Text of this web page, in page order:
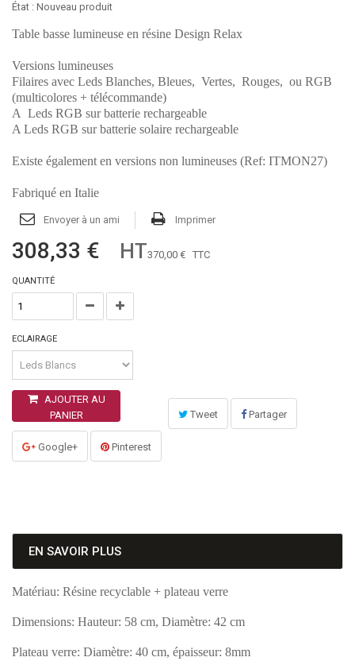
État : Nouveau produit
Table basse lumineuse en résine Design Relax
Versions lumineuses
Filaires avec Leds Blanches, Bleues, Vertes, Rouges, ou RGB
(multicolores + télécommande)
A Leds RGB sur batterie rechargeable
A Leds RGB sur batterie solaire rechargeable
Existe également en versions non lumineuses (Ref: ITMON27)
Fabriqué en Italie
Envoyer à un ami Imprimer
308,33 € HT370,00 € TTC
QUANTITÉ
ECLAIRAGE
AJOUTER AU
PANIER
Tweet Partager
Google+ Pinterest
EN SAVOIR PLUS
Matériau: Résine recyclable + plateau verre
Dimensions: Hauteur: 58 cm, Diamètre: 42 cm
Plateau verre: Diamètre: 40 cm, épaisseur: 8mm